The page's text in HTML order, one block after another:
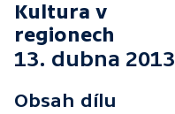
Kultura v
regionech
13. dubna 2013
Obsah dílu